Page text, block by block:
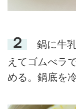
２ 鍋に牛乳
えてゴムべラ
める。鍋底を